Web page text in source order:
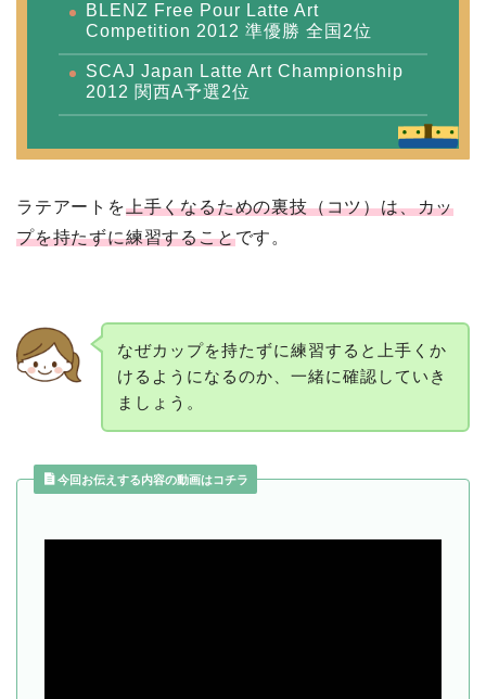
BLENZ Free Pour Latte Art
Competition 2012 準優勝 全国2位
SCAJ Japan Latte Art Championship
2012 関西A予選2位
ラテアートを上手くなるための裏技（コツ）は、カッ
プを持たずに練習することです。
なぜカップを持たずに練習すると上手くか
けるようになるのか、一緒に確認していき
ましょう。
今回お伝えする内容の動画はコチラ